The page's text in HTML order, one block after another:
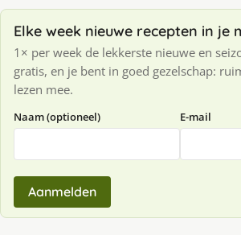
Elke week nieuwe recepten in je
1× per week de lekkerste nieuwe en
gratis, en je bent in goed gezelschap:
lezen mee.
Naam (optioneel) E-mail
Aanmelden